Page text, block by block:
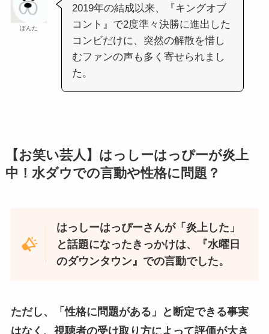
ぽんた
2019年の結成以来、『キングオブ
コント』で2度準々決勝に進出した
コンビだけに、突然の解散を惜し
むファンの声も多く寄せられまし
た。
【お笑い芸人】はっしーはっぴーが炎上
中！水ダウでの言動や性格に問題？
はっしーはっぴーさんが「炎上した」
と話題になったきっかけは、『水曜日
のダウンタウン』での言動でした。
ただし、「性格に問題がある」と断定できる事実
はなく、視聴者の受け取り方によって評価が大き